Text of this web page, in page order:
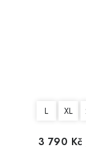
L XL
3 790 Kč